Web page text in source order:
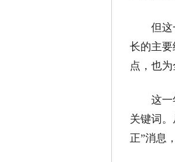
但这一
长的主
点，也为
这一年
关键词
正”消息